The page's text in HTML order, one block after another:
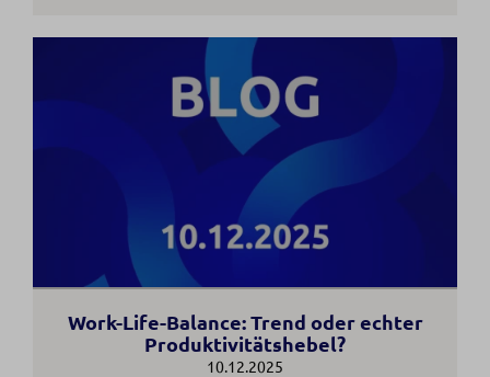
Work-Life-Balance: Trend oder echter
Produktivitätshebel?
10.12.2025